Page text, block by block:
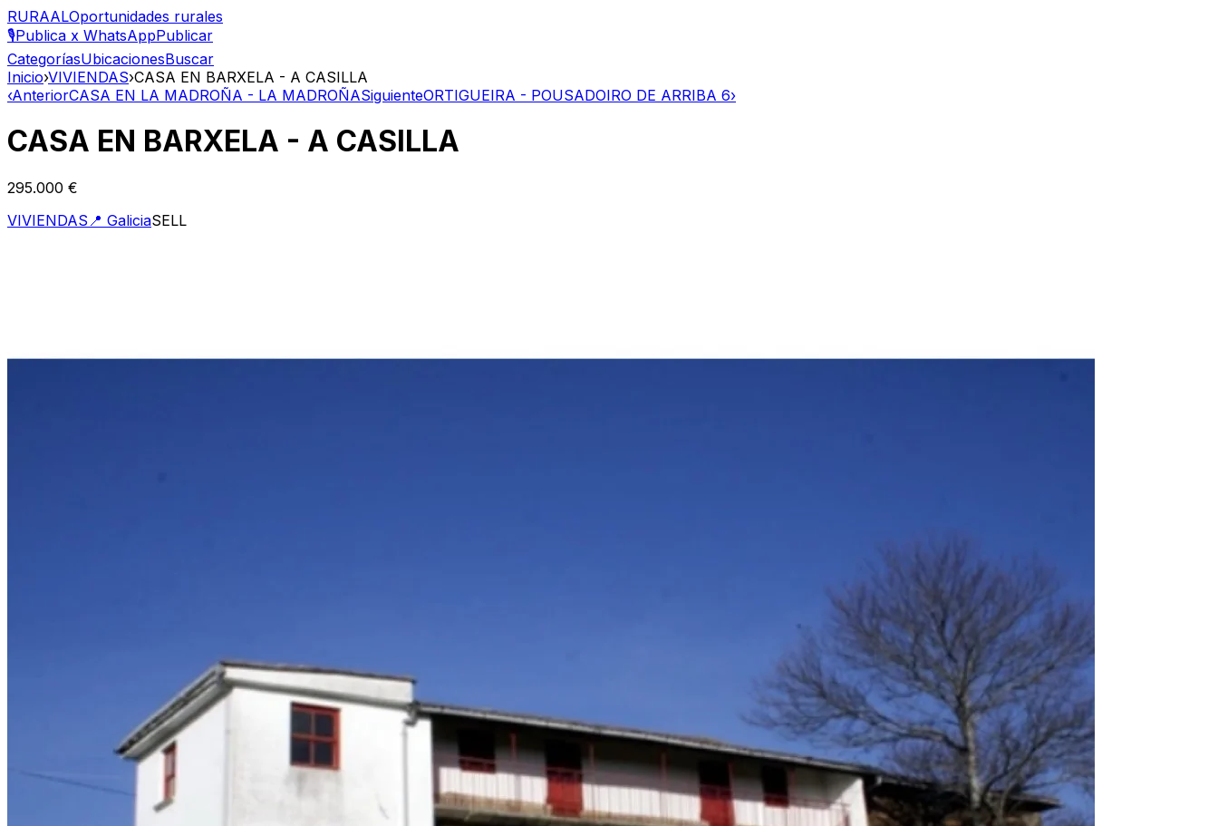
RURAALOportunidades rurales
🎙️Publica x WhatsAppPublicar
CategoríasUbicacionesBuscar
Inicio›VIVIENDAS›CASA EN BARXELA - A CASILLA
‹AnteriorCASA EN LA MADROÑA - LA MADROÑASiguienteORTIGUEIRA - POUSADOIRO DE ARRIBA 6›
CASA EN BARXELA - A CASILLA
295.000 €
VIVIENDAS 📍 GaliciaSELL